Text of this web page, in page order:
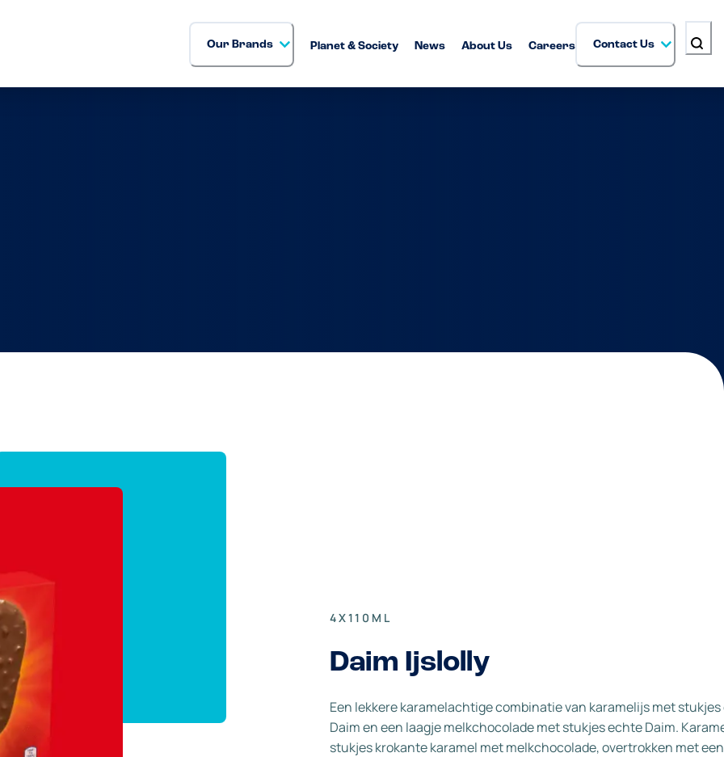
Our Brands Planet & Society News About Us Careers Contact Us
4X110ML
Daim Ijslolly
Een lekkere karamelachtige combinatie van karamelijs met
Daim en een laagje melkchocolade met stukjes echte Daim.
stukjes krokante karamel met melkchocolade, overtrokken met